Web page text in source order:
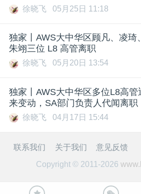
徐晓飞 05月25日 11:18
独家丨AWS大中华区顾凡、凌琦、
朱翊三位 L8 高管离职
徐晓飞 05月20日 13:54
独家丨AWS大中华区多位L8高管
来变动，SA部门负责人代闻离职
徐晓飞 04月17日 15:44
联系我们 关于我们
意见反馈
Copyright © 2011-2026